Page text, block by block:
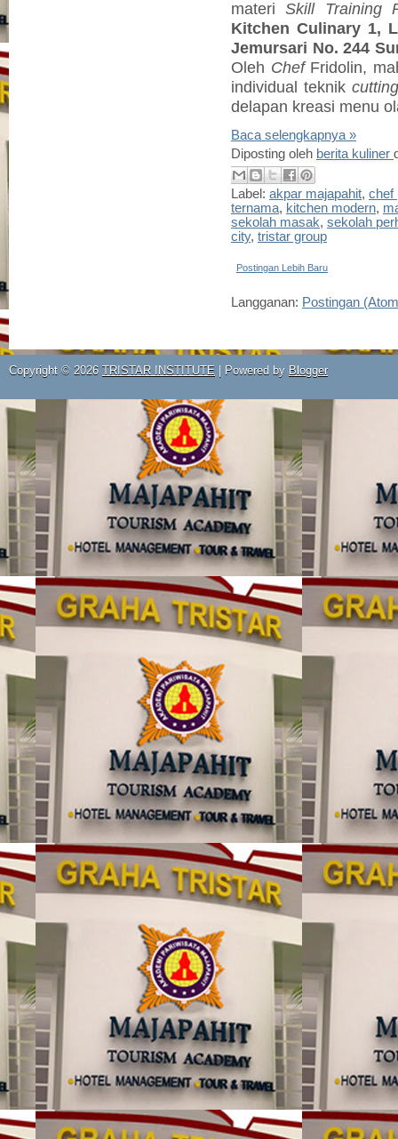
materiSkill Training
Kitchen Culinary 1,
Jemursari No. 244
Oleh ChefFridolin,
individual teknik
delapan kreasi menu
Baca selengkapnya »
Diposting oleh berita kuliner
Label: akpar majapahit, chef
ternama, kitchen modern,
sekolah masak, sekolah
city, tristar group
Postingan Lebih Baru
Langganan: Postingan
Copyright © 2026 TRISTAR INSTITUTE | Powered by Blogger